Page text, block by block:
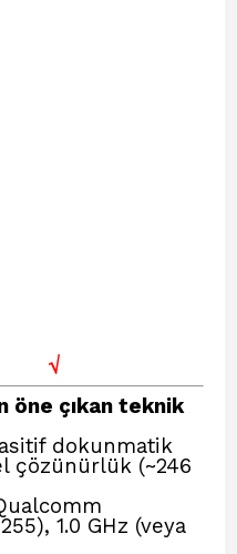
√
öne çıkan teknik
dokunmatik
çözünürlük (~246
1.0 GHz (veya